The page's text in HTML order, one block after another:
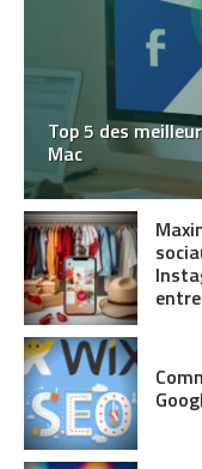
Top 5 des
Mac